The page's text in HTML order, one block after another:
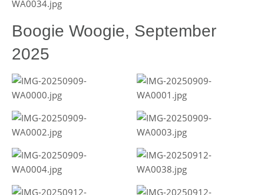
Boogie Woogie, September
2025